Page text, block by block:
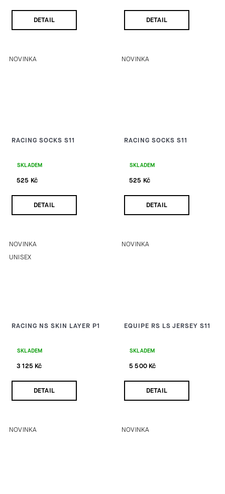
DETAIL DETAIL
NOVINKA
RACING SOCKS S11
SKLADEM
525 Kč
DETAIL
NOVINKA
RACING SOCKS S11
SKLADEM
525 Kč
DETAIL
NOVINKA
UNISEX
RACING NS SKIN LAYER P1
SKLADEM
3 125 Kč
DETAIL
NOVINKA
EQUIPE RS LS JERSEY S11
SKLADEM
5 500 Kč
DETAIL
NOVINKA NOVINKA